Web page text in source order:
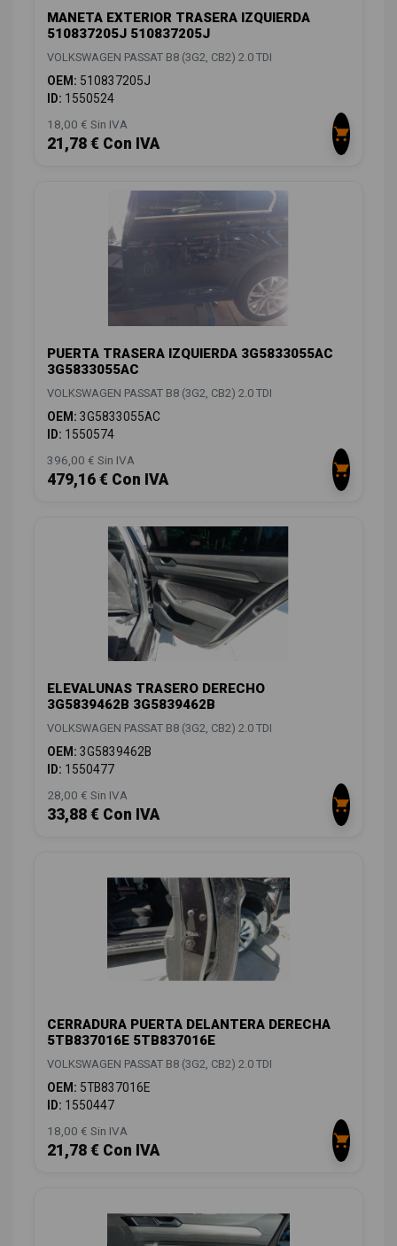
MANETA EXTERIOR TRASERA IZQUIERDA
510837205J 510837205J
VOLKSWAGEN PASSAT B8 (3G2, CB2) 2.0 TDI
OEM: 510837205J
ID: 1550524
18,00 € Sin IVA
21,78 € Con IVA
PUERTA TRASERA IZQUIERDA 3G5833055AC
3G5833055AC
VOLKSWAGEN PASSAT B8 (3G2, CB2) 2.0 TDI
OEM: 3G5833055AC
ID: 1550574
396,00 € Sin IVA
479,16 € Con IVA
ELEVALUNAS TRASERO DERECHO
3G5839462B 3G5839462B
VOLKSWAGEN PASSAT B8 (3G2, CB2) 2.0 TDI
OEM: 3G5839462B
ID: 1550477
28,00 € Sin IVA
33,88 € Con IVA
CERRADURA PUERTA DELANTERA DERECHA
5TB837016E 5TB837016E
VOLKSWAGEN PASSAT B8 (3G2, CB2) 2.0 TDI
OEM: 5TB837016E
ID: 1550447
18,00 € Sin IVA
21,78 € Con IVA